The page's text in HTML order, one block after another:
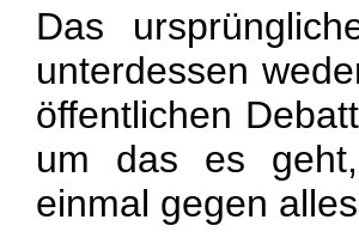
Das
unterdessen
öffentlichen
um das es
einmal gegen